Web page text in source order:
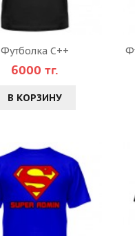
Футболка C++
6000 тг.
В КОРЗИНУ